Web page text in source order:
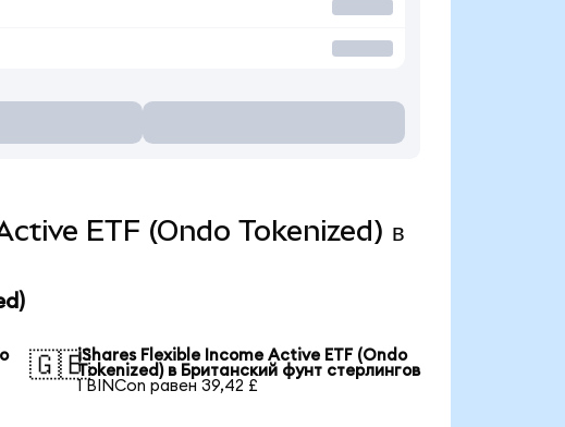
Active ETF (Ondo Tokenized) в
🇬🇧iShares Flexible Income Active ETF (Ondo
Tokenized) в Британский фунт стерлингов
1 BINCon равен 39,42 £